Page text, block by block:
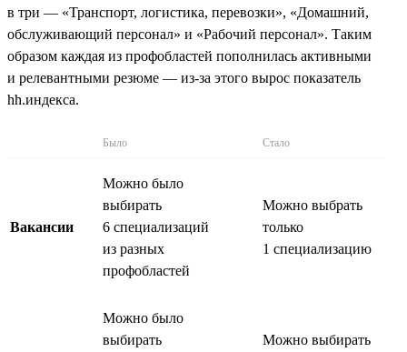
в три — «Транспорт, логистика, перевозки», «Домашний,
обслуживающий персонал» и «Рабочий персонал». Таким
образом каждая из профобластей пополнилась активными
и релевантными резюме — из-за этого вырос показатель
hh.индекса.
Было Стало
Вакансии
Можно было
выбирать
6 специализаций
из разных
профобластей
Можно выбрать
только
1 специализацию
Можно было
выбирать
Можно выбирать